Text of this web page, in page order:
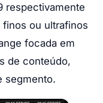
respectivamente
ou ultrafinos
focada em
de conteúdo,
segmento.